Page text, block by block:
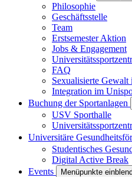
Philosophie
Geschäftsstelle
Team
Erstsemester Aktion
Jobs & Engagement
FAQ
Sexualisierte Gewalt
Integration im
Buchung der Sportanlagen
USV Sporthalle
Universitäre
Studentisches
Digital Active Break
Events
Menüpunkte